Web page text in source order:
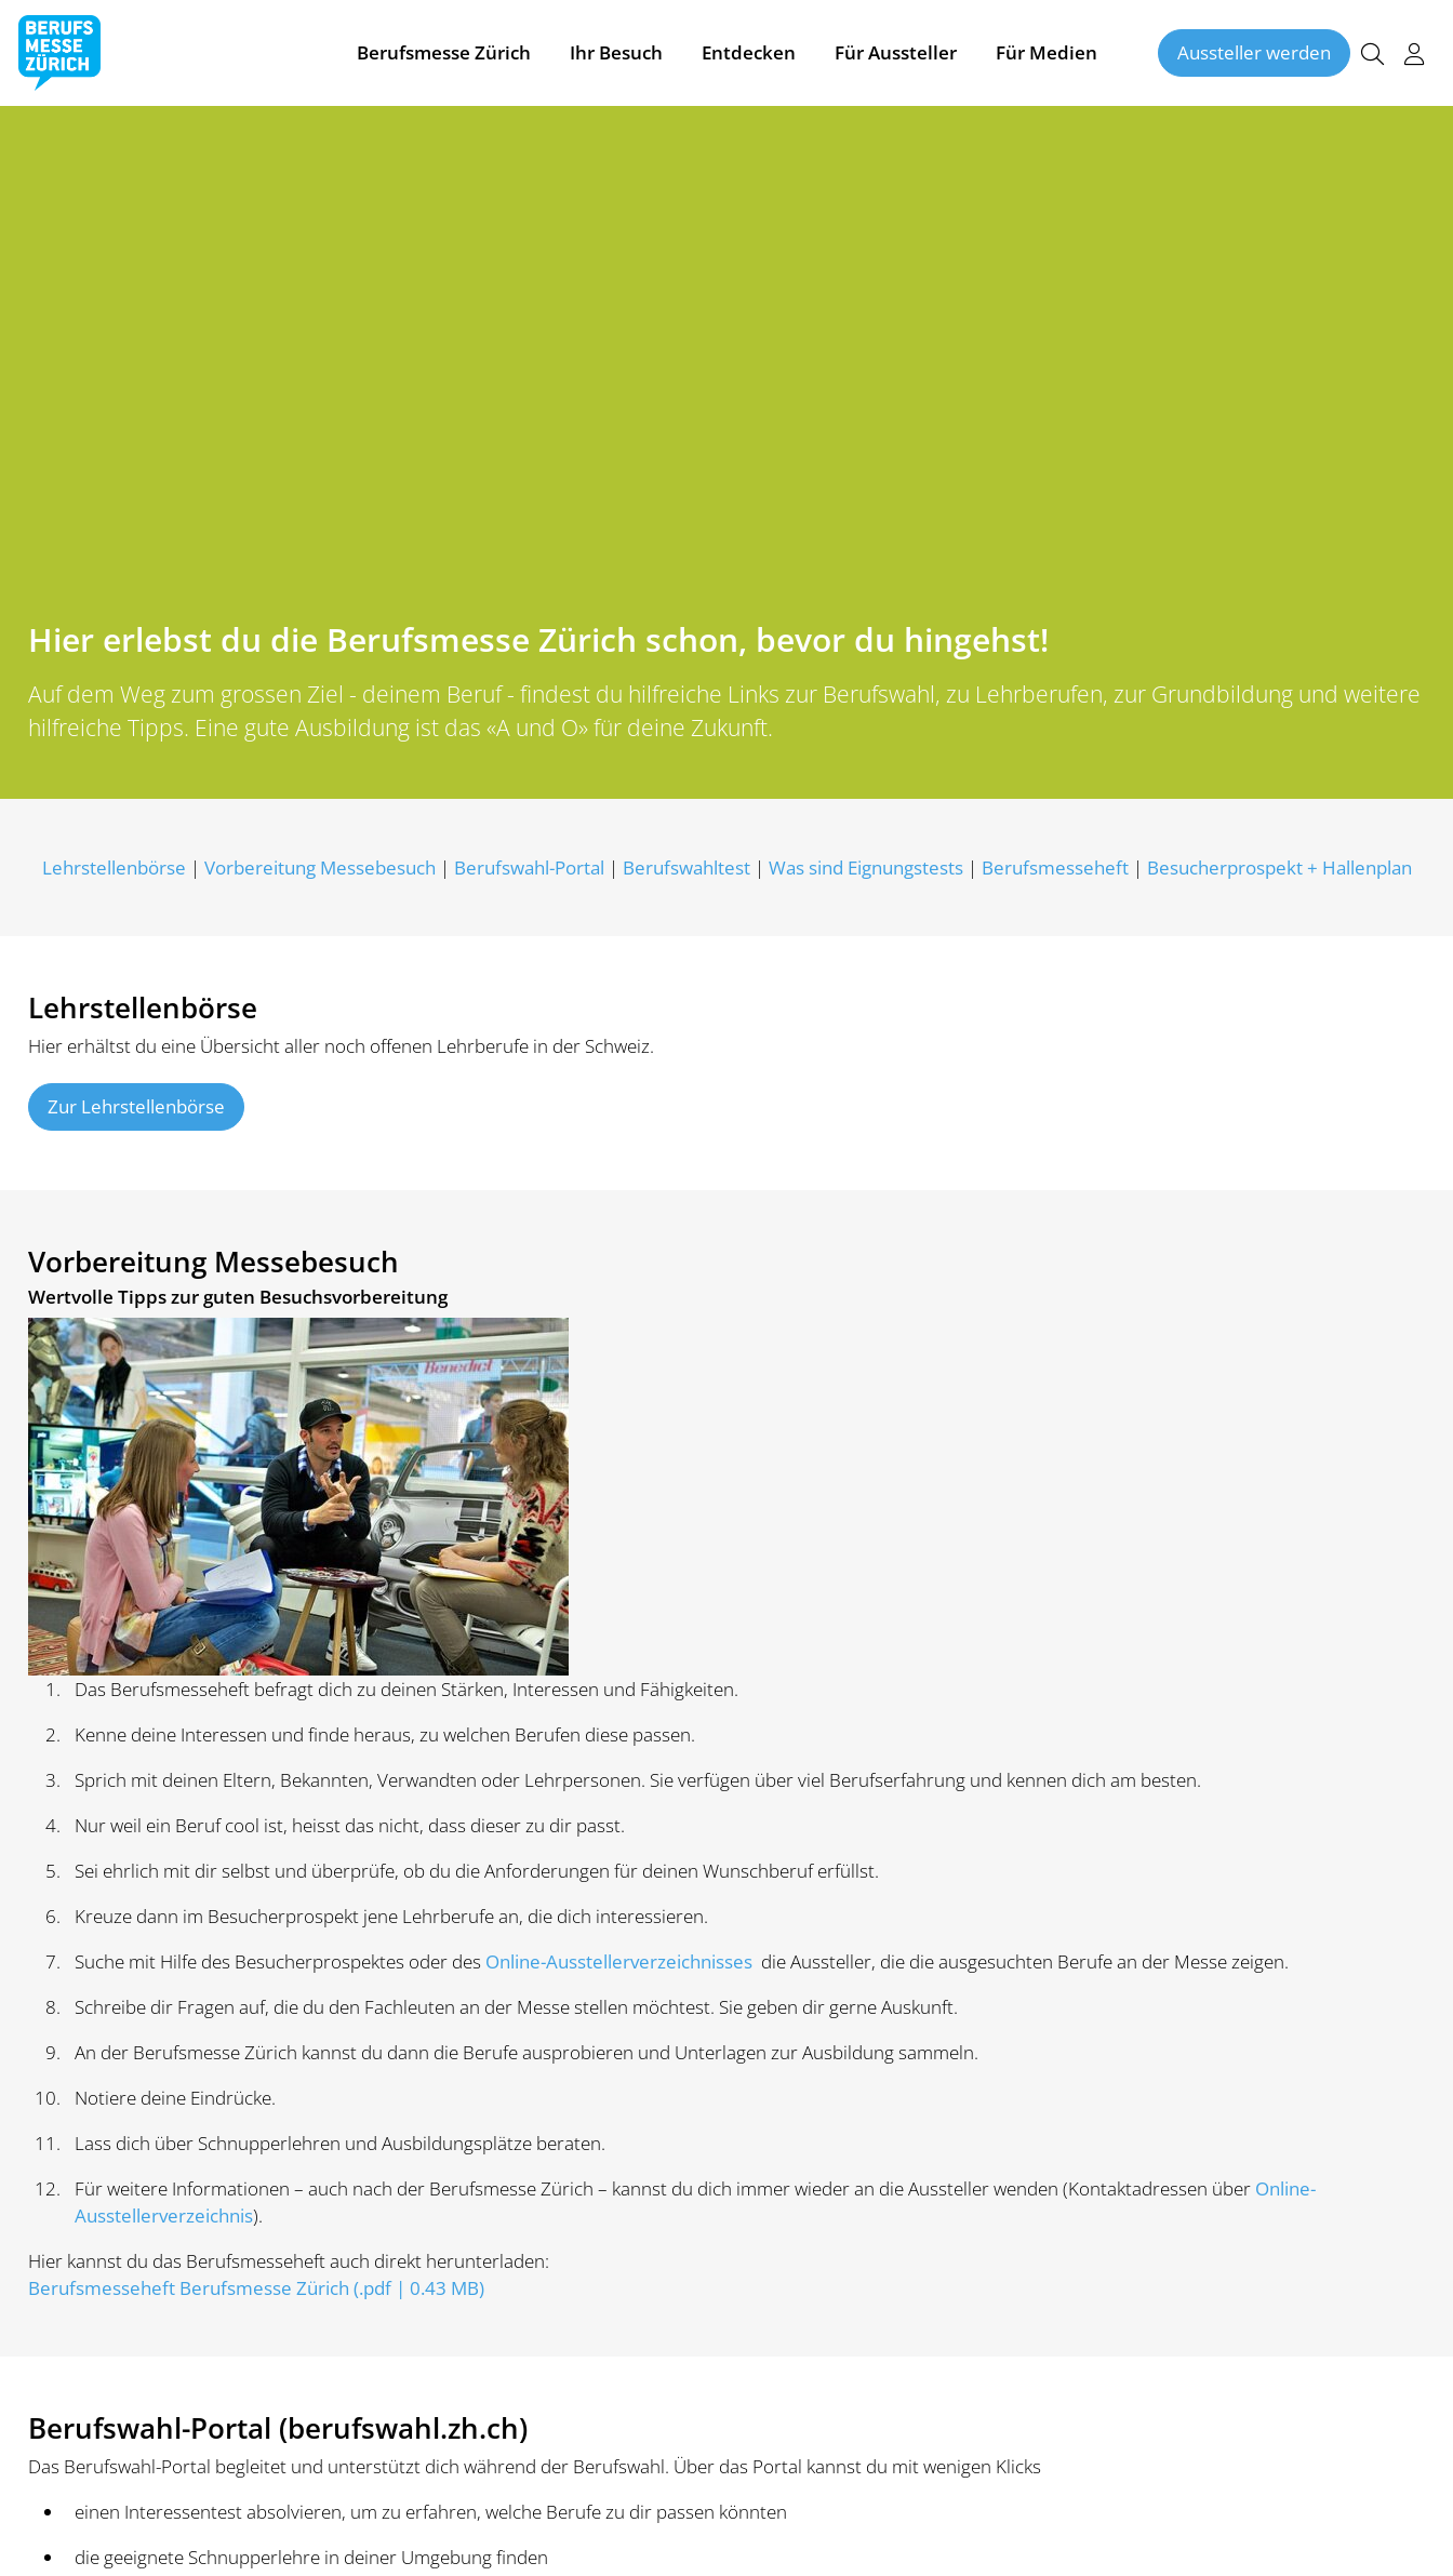
Berufsmesse Zürich Ihr Besuch Entdecken Für Aussteller Für Medien Aussteller werden
Hier erlebst du die Berufsmesse Zürich schon, bevor du hingehst!
Auf dem Weg zum grossen Ziel - deinem Beruf - findest du hilfreiche Links zur Berufswahl, zu Lehrberufen, zur Grundbildung und weitere
hilfreiche Tipps. Eine gute Ausbildung ist das «A und O» für deine Zukunft.
Lehrstellenbörse | Vorbereitung Messebesuch | Berufswahl-Portal | Berufswahltest| Was sind Eignungstests| Berufsmesseheft| Besucherprospekt + Hallenplan
Lehrstellenbörse
Hier erhältst du eine Übersicht aller noch offenen Lehrberufe in der Schweiz.
Zur Lehrstellenbörse
Vorbereitung Messebesuch
Wertvolle Tipps zur guten Besuchsvorbereitung
Das Berufsmesseheft befragt dich zu deinen Stärken, Interessen und Fähigkeiten.
Kenne deine Interessen und finde heraus, zu welchen Berufen diese passen.
Sprich mit deinen Eltern, Bekannten, Verwandten oder Lehrpersonen. Sie verfügen über viel Berufserfahrung und kennen dich am besten.
Nur weil ein Beruf cool ist, heisst das nicht, dass dieser zu dir passt.
Sei ehrlich mit dir selbst und überprüfe, ob du die Anforderungen für deinen Wunschberuf erfüllst.
Kreuze dann im Besucherprospekt jene Lehrberufe an, die dich interessieren.
Suche mit Hilfe des Besucherprospektes oder des Online-Ausstellerverzeichnisses die Aussteller, die die ausgesuchten Berufe an der Messe zeigen.
Schreibe dir Fragen auf, die du den Fachleuten an der Messe stellen möchtest. Sie geben dir gerne Auskunft.
An der Berufsmesse Zürich kannst du dann die Berufe ausprobieren und Unterlagen zur Ausbildung sammeln.
Notiere deine Eindrücke.
Lass dich über Schnupperlehren und Ausbildungsplätze beraten.
Für weitere Informationen – auch nach der Berufsmesse Zürich – kannst du dich immer wieder an die Aussteller wenden (Kontaktadressen über Online-
Ausstellerverzeichnis).
Hier kannst du das Berufsmesseheft auch direkt herunterladen:
Berufsmesseheft Berufsmesse Zürich (.pdf | 0.43 MB)
Berufswahl-Portal (berufswahl.zh.ch)
Das Berufswahl-Portal begleitet und unterstützt dich während der Berufswahl. Über das Portal kannst du mit wenigen Klicks
einen Interessentest absolvieren, um zu erfahren, welche Berufe zu dir passen könnten
die geeignete Schnupperlehre in deiner Umgebung finden